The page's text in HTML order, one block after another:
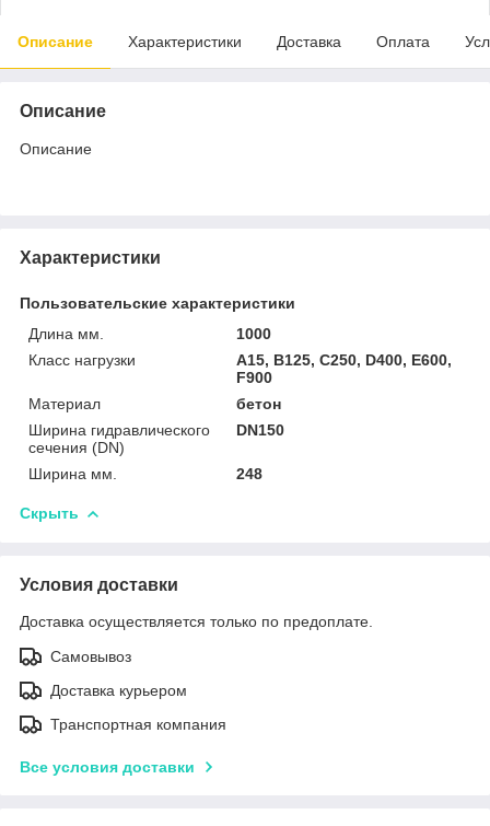
Описание Характеристики Доставка Оплата
Описание
Описание
Характеристики
Пользовательские характеристики
Длина мм.
1000
Класс нагрузки
A15, B125, C250, D400, E600,
F900
Материал
бетон
Ширина гидравлического
сечения (DN)
DN150
Ширина мм. 248
Скрыть
Условия доставки
Доставка осуществляется только по предоплате.
Самовывоз
Доставка курьером
Транспортная компания
Все условия доставки